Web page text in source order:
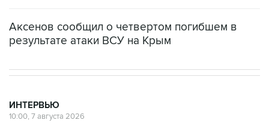
Аксенов сообщил о четвертом погибшем в
результате атаки ВСУ на Крым
ИНТЕРВЬЮ
10:00, 7 августа 2026